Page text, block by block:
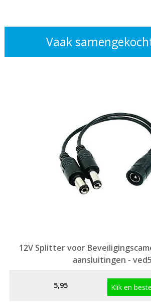
Vaak
12V Splitter voor
aansluitingen - ved5
5,95 Klik en